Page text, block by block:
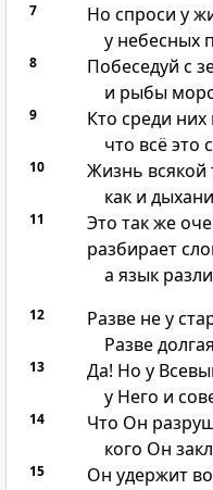
7
Но спроси у
у небесных
8
Побеседуй с
и рыбы
9
Кто среди них
что всё это
10
Жизнь всякой
как и
11
Это так же
разбирает
а язык
12
Разве не у
Разве
13
Да! Но у
у Него и
14
Что Он
кого Он
15
Он удержит